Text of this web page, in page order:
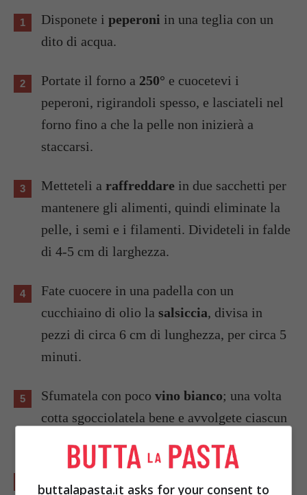
Disponete i peperoni in una teglia con un
dito di acqua.
Portate il forno a 250° e cuocetevi i
peperoni, rigirandoli spesso, e lasciateli nel
forno fino a che la pelle non inizierà a
staccarsi.
Metteteli a raffreddare in due sacchetti per
mantenere gli alimenti, quindi eliminate la
pelle, i semi e i filamenti. Divideteli in falde
di 4-5 cm di larghezza.
Fate cuocere in una padella con un
cucchiaino di olio la salsiccia, divisa in
pezzi di circa 6 cm di lunghezza, per circa 5
minuti.
Sfumatela con poco vino bianco; una volta
cotta sgocciolatela bene e avvolgete ciascun
buttalapasta.it asks for your consent to